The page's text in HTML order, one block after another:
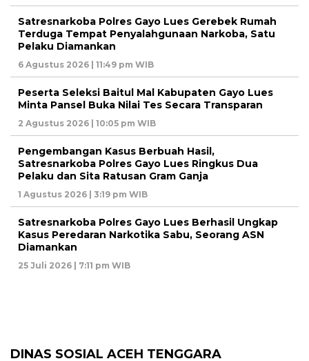
Satresnarkoba Polres Gayo Lues Gerebek Rumah
Terduga Tempat Penyalahgunaan Narkoba, Satu
Pelaku Diamankan
6 Agustus 2026 | 11:49 pm WIB
Peserta Seleksi Baitul Mal Kabupaten Gayo Lues
Minta Pansel Buka Nilai Tes Secara Transparan
2 Agustus 2026 | 10:05 pm WIB
Pengembangan Kasus Berbuah Hasil,
Satresnarkoba Polres Gayo Lues Ringkus Dua
Pelaku dan Sita Ratusan Gram Ganja
1 Agustus 2026 | 3:19 pm WIB
Satresnarkoba Polres Gayo Lues Berhasil Ungkap
Kasus Peredaran Narkotika Sabu, Seorang ASN
Diamankan
25 Juli 2026 | 7:11 pm WIB
DINAS SOSIAL ACEH TENGGARA